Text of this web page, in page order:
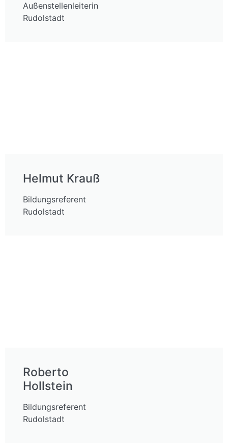
Außenstellenleiterin
Rudolstadt
Helmut Krauß
Bildungsreferent
Rudolstadt
Roberto
Hollstein
Bildungsreferent
Rudolstadt